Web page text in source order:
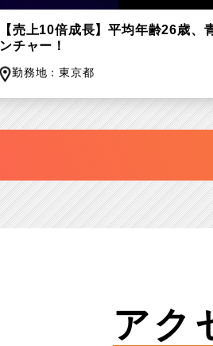
【売上10倍成長】平均年齢26歳、
ンチャー！
勤務地：東京都
アク